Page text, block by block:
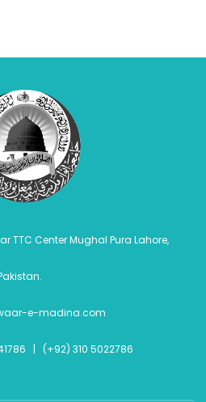
TTC Center Mughal Pura Lahore,
e-madina.com
| (+92) 310 5022786